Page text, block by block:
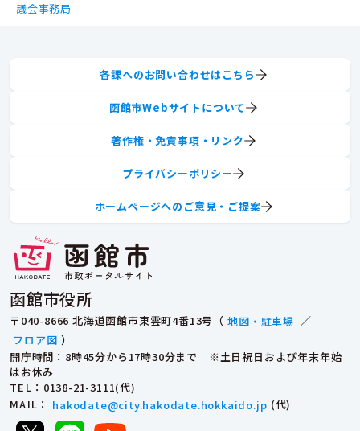
議会事務局
函館市役所
〒040-8666 北海道函館市東雲町4番13号（ 地図・駐車場 ／
フロア図 ）
開庁時間：8時45分から17時30分まで ※土日祝日および年末年始
はお休み
TEL ：0138-21-3111(代)
MAIL ： hakodate@city.hakodate.hokkaido.jp (代)
各課へのお問い合わせはこちら
函館市Webサイトについて
著作権・免責事項・リンク
プライバシーポリシー
ホームページへのご意見・ご提案